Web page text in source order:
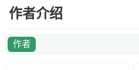
作者介绍
作者